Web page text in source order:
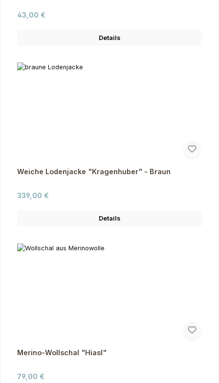
Regulärer Preis:
43,00 €
Details
Weiche Lodenjacke "Kragenhuber" - Braun
Regulärer Preis:
339,00 €
Details
Merino-Wollschal "Hiasl"
Regulärer Preis:
79,00 €